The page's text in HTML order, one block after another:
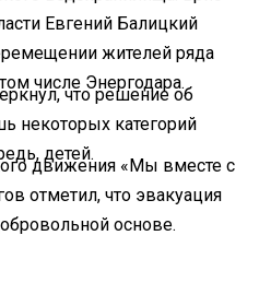
Евгений Балицкий
жителей ряда
числе Энергодара.
что решение об
некоторых категорий
детей.
движения «Мы вместе с
отметил, что эвакуация
основе.